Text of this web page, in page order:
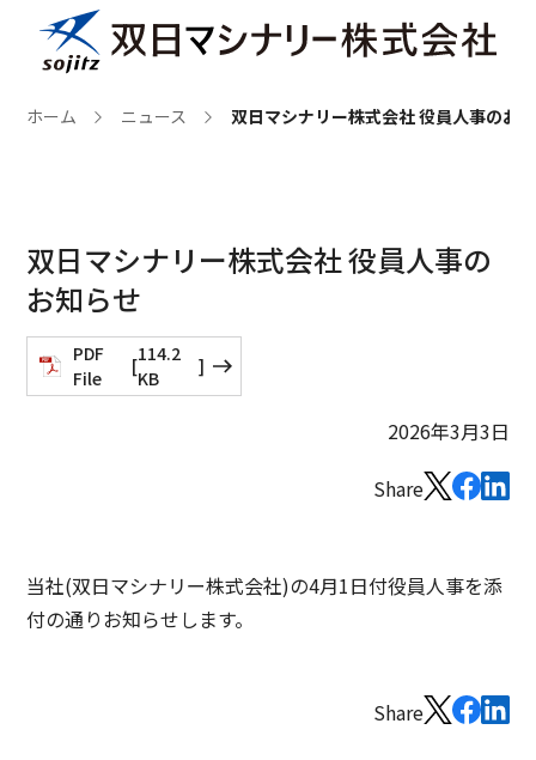
ホーム ニュース 双日マシナリー株式会社 役員人事のお
双日マシナリー株式会社 役員人事の
お知らせ
PDF
File
[
114.2
KB
]
2026年3月3日
Share
当社(双日マシナリー株式会社)の4月1日付役員人事を添
付の通りお知らせします。
Share